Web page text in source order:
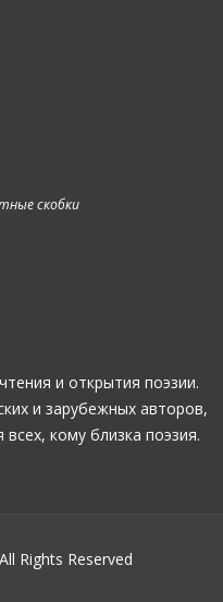
скобки
и открытия поэзии.
и зарубежных авторов,
кому близка поэзия.
Rights Reserved